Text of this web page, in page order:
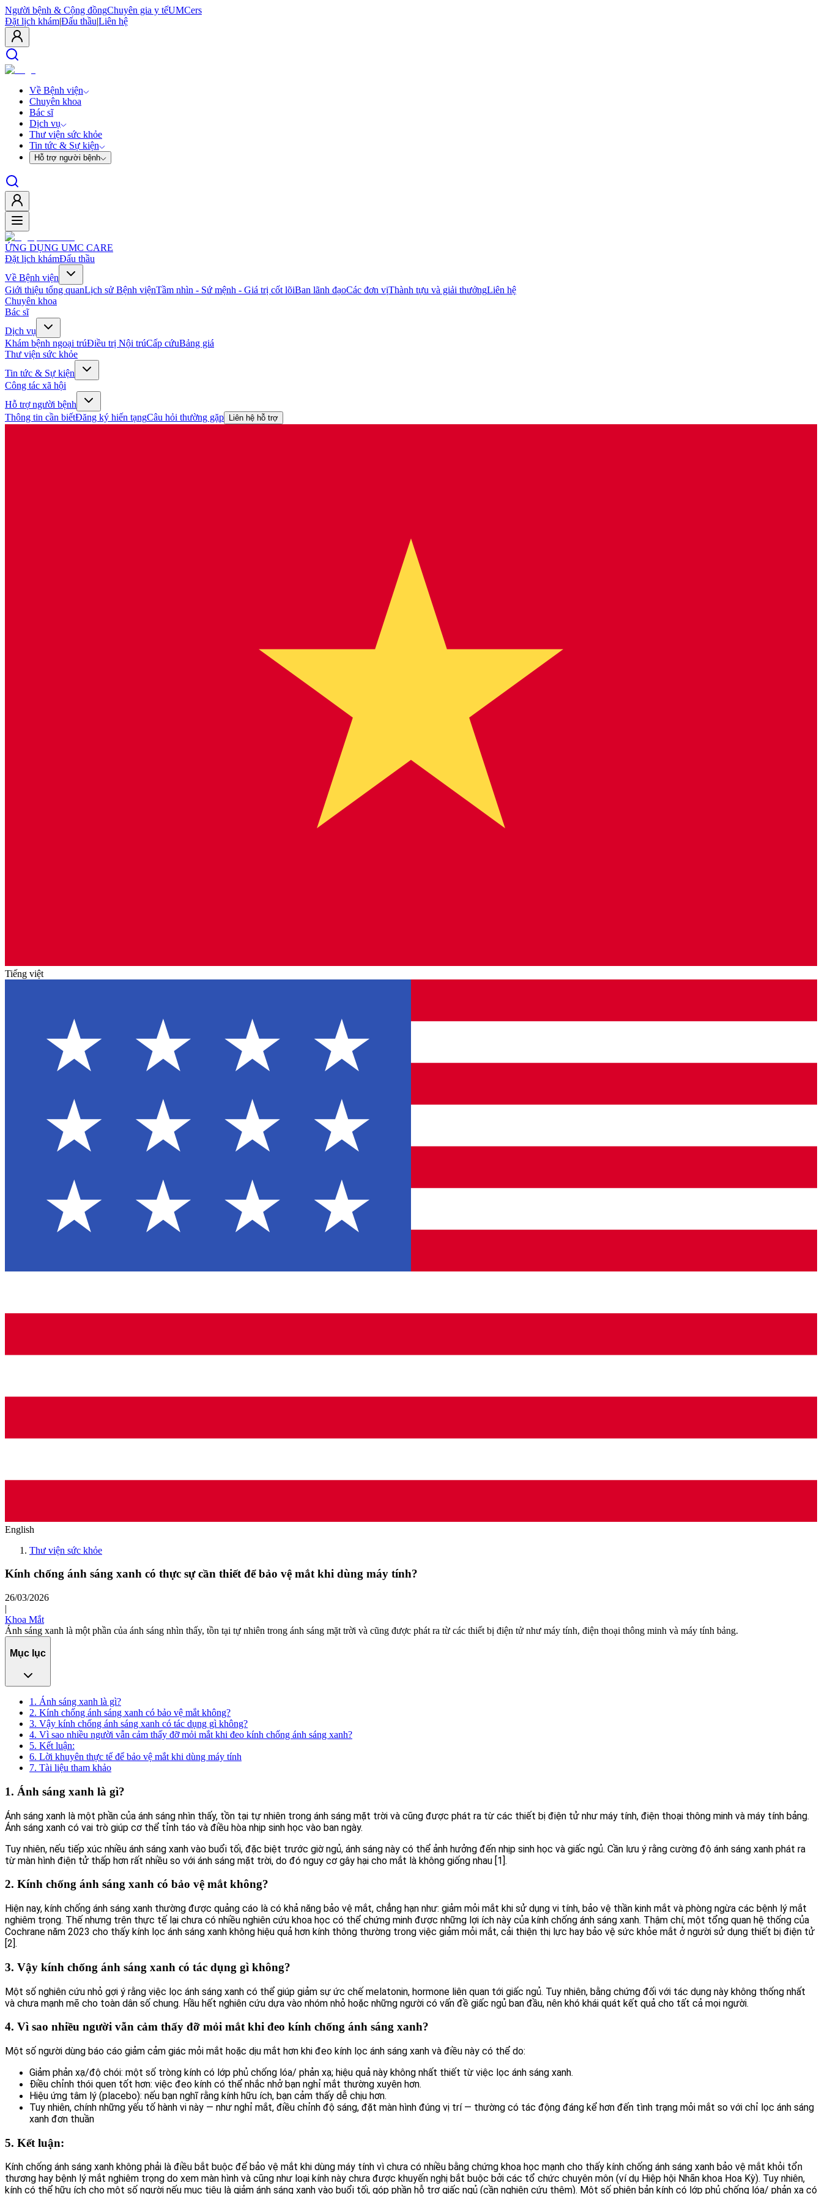
Người bệnh & Cộng đồngChuyên gia y tếUMCers
Đặt lịch khám|Đấu thầu|Liên hệ
Về Bệnh viện
Chuyên khoa
Bác sĩ
Dịch vụ
Thư viện sức khỏe
Tin tức & Sự kiện
Hỗ trợ người bệnh
ỨNG DỤNG UMC CARE
Đặt lịch khámĐấu thầu
Về Bệnh viện
Giới thiệu tổng quanLịch sử Bệnh việnTầm nhìn - Sứ mệnh - Giá trị cốt lõiBan lãnh đạoCác đơn vịThành tựu và giải thưởngLiên hệ
Chuyên khoa
Bác sĩ
Dịch vụ
Khám bệnh ngoại trúĐiều trị Nội trúCấp cứuBảng giá
Thư viện sức khỏe
Tin tức & Sự kiện
Công tác xã hội
Hỗ trợ người bệnh
Thông tin cần biếtĐăng ký hiến tạngCâu hỏi thường gặp Liên hệ hỗ trợ
Tiếng việt
English
Thư viện sức khỏe
Kính chống ánh sáng xanh có thực sự cần thiết để bảo vệ mắt khi dùng máy tính?
26/03/2026
|
Khoa Mắt
Ánh sáng xanh là một phần của ánh sáng nhìn thấy, tồn tại tự nhiên trong ánh sáng mặt trời và cũng được phát ra từ các thiết bị điện tử như máy tính, điện thoại thông minh và máy tính bảng.
Mục lục
1. Ánh sáng xanh là gì?
2. Kính chống ánh sáng xanh có bảo vệ mắt không?
3. Vậy kính chống ánh sáng xanh có tác dụng gì không?
4. Vì sao nhiều người vẫn cảm thấy đỡ mỏi mắt khi đeo kính chống ánh sáng xanh?
5. Kết luận:
6. Lời khuyên thực tế để bảo vệ mắt khi dùng máy tính
7. Tài liệu tham khảo
1. Ánh sáng xanh là gì?
Ánh sáng xanh là một phần của ánh sáng nhìn thấy, tồn tại tự nhiên trong ánh sáng mặt trời và cũng được phát ra từ các thiết bị điện tử như máy tính, điện thoại thông minh và máy tính bảng.
Ánh sáng xanh có vai trò giúp cơ thể tỉnh táo và điều hòa nhịp sinh học vào ban ngày.
Tuy nhiên, nếu tiếp xúc nhiều ánh sáng xanh vào buổi tối, đặc biệt trước giờ ngủ, ánh sáng này có thể ảnh hưởng đến nhịp sinh học và giấc ngủ. Cần lưu ý rằng cường độ ánh sáng xanh phát ra
từ màn hình điện tử thấp hơn rất nhiều so với ánh sáng mặt trời, do đó nguy cơ gây hại cho mắt là không giống nhau [1].
2. Kính chống ánh sáng xanh có bảo vệ mắt không?
Hiện nay, kính chống ánh sáng xanh thường được quảng cáo là có khả năng bảo vệ mắt, chẳng hạn như: giảm mỏi mắt khi sử dụng vi tính, bảo vệ thần kinh mắt và phòng ngừa các bệnh lý mắt
nghiêm trọng. Thế nhưng trên thực tế lại chưa có nhiều nghiên cứu khoa học có thể chứng minh được những lợi ích này của kính chống ánh sáng xanh. Thậm chí, một tổng quan hệ thống của
Cochrane năm 2023 cho thấy kính lọc ánh sáng xanh không hiệu quả hơn kính thông thường trong việc giảm mỏi mắt, cải thiện thị lực hay bảo vệ sức khỏe mắt ở người sử dụng thiết bị điện tử
[2].
3. Vậy kính chống ánh sáng xanh có tác dụng gì không?
Một số nghiên cứu nhỏ gợi ý rằng việc lọc ánh sáng xanh có thể giúp giảm sự ức chế melatonin, hormone liên quan tới giấc ngủ. Tuy nhiên, bằng chứng đối với tác dụng này không thống nhất
và chưa mạnh mẽ cho toàn dân số chung. Hầu hết nghiên cứu dựa vào nhóm nhỏ hoặc những người có vấn đề giấc ngủ ban đầu, nên khó khái quát kết quả cho tất cả mọi người.
4. Vì sao nhiều người vẫn cảm thấy đỡ mỏi mắt khi đeo kính chống ánh sáng xanh?
Một số người dùng báo cáo giảm cảm giác mỏi mắt hoặc dịu mắt hơn khi đeo kính lọc ánh sáng xanh và điều này có thể do:
Giảm phản xạ/độ chói: một số tròng kính có lớp phủ chống lóa/ phản xạ; hiệu quả này không nhất thiết từ việc lọc ánh sáng xanh.
Điều chỉnh thói quen tốt hơn: việc đeo kính có thể nhắc nhở bạn nghỉ mắt thường xuyên hơn.
Hiệu ứng tâm lý (placebo): nếu bạn nghĩ rằng kính hữu ích, bạn cảm thấy dễ chịu hơn.
Tuy nhiên, chính những yếu tố hành vi này — như nghỉ mắt, điều chỉnh độ sáng, đặt màn hình đúng vị trí — thường có tác động đáng kể hơn đến tình trạng mỏi mắt so với chỉ lọc ánh sáng
xanh đơn thuần
5. Kết luận:
Kính chống ánh sáng xanh không phải là điều bắt buộc để bảo vệ mắt khi dùng máy tính vì chưa có nhiều bằng chứng khoa học mạnh cho thấy kính chống ánh sáng xanh bảo vệ mắt khỏi tổn
thương hay bệnh lý mắt nghiêm trọng do xem màn hình và cũng như loại kính này chưa được khuyến nghị bắt buộc bởi các tổ chức chuyên môn (ví dụ Hiệp hội Nhãn khoa Hoa Kỳ). Tuy nhiên,
kính có thể hữu ích cho một số người nếu mục tiêu là giảm ánh sáng xanh vào buổi tối, góp phần hỗ trợ giấc ngủ (cần nghiên cứu thêm). Một số phiên bản kính có lớp phủ chống lóa/ phản xạ có